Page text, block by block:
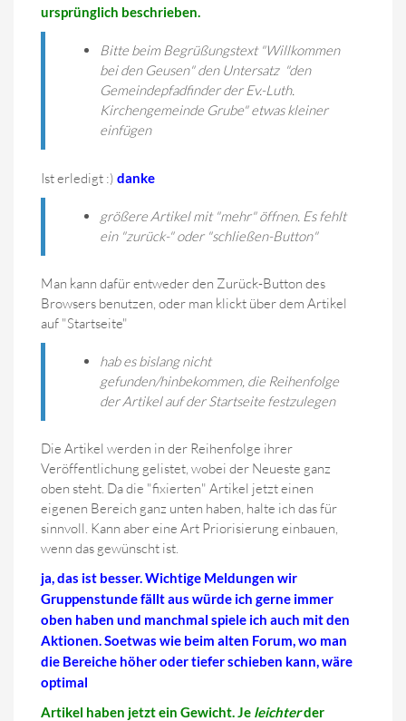
ursprünglich beschrieben.
Bitte beim Begrüßungstext "Willkommen
bei den Geusen" den Untersatz "den
Gemeindepfadfinder der Ev.-Luth.
Kirchengemeinde Grube" etwas kleiner
einfügen
Ist erledigt :) danke
größere Artikel mit "mehr" öffnen. Es fehlt
ein "zurück-" oder "schließen-Button"
Man kann dafür entweder den Zurück-Button des
Browsers benutzen, oder man klickt über dem Artikel
auf "Startseite"
hab es bislang nicht
gefunden/hinbekommen, die Reihenfolge
der Artikel auf der Startseite festzulegen
Die Artikel werden in der Reihenfolge ihrer
Veröffentlichung gelistet, wobei der Neueste ganz
oben steht. Da die "fixierten" Artikel jetzt einen
eigenen Bereich ganz unten haben, halte ich das für
sinnvoll. Kann aber eine Art Priorisierung einbauen,
wenn das gewünscht ist.
ja, das ist besser. Wichtige Meldungen wir
Gruppenstunde fällt aus würde ich gerne immer
oben haben und manchmal spiele ich auch mit den
Aktionen. Soetwas wie beim alten Forum, wo man
die Bereiche höher oder tiefer schieben kann, wäre
optimal
Artikel haben jetzt ein Gewicht. Je leichterder